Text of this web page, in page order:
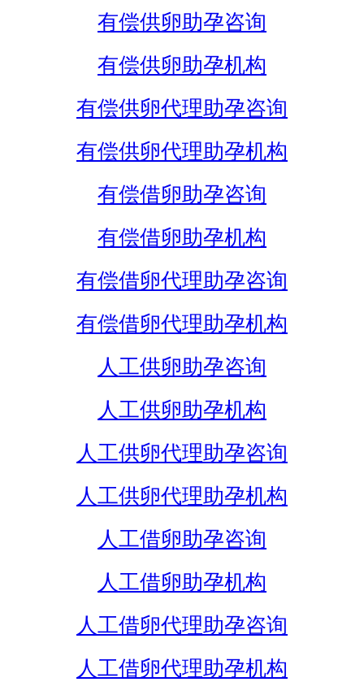
有偿供卵助孕咨询
有偿供卵助孕机构
有偿供卵代理助孕咨询
有偿供卵代理助孕机构
有偿借卵助孕咨询
有偿借卵助孕机构
有偿借卵代理助孕咨询
有偿借卵代理助孕机构
人工供卵助孕咨询
人工供卵助孕机构
人工供卵代理助孕咨询
人工供卵代理助孕机构
人工借卵助孕咨询
人工借卵助孕机构
人工借卵代理助孕咨询
人工借卵代理助孕机构